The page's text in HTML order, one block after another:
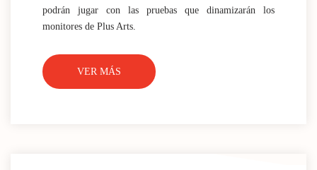
podrán jugar con las pruebas que dinamizarán los
monitores de Plus Arts.
VER MÁS